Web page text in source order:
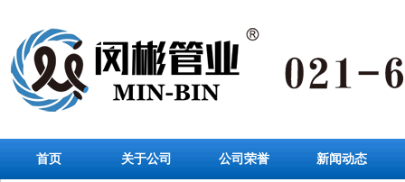
首页 关于公司 公司荣誉 新闻动态